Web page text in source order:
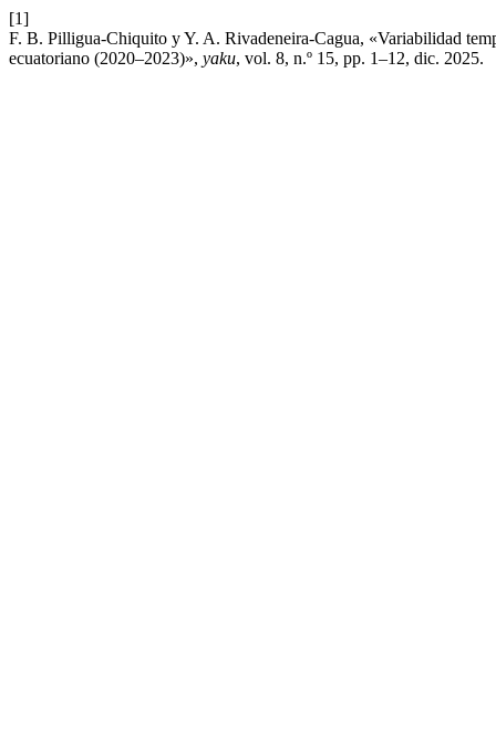
[1]
F. B. Pilligua-Chiquito y Y. A. Rivadeneira-Cagua, «Variabilidad
ecuatoriano (2020–2023)», yaku, vol. 8, n.º 15, pp. 1–12, dic. 2025.